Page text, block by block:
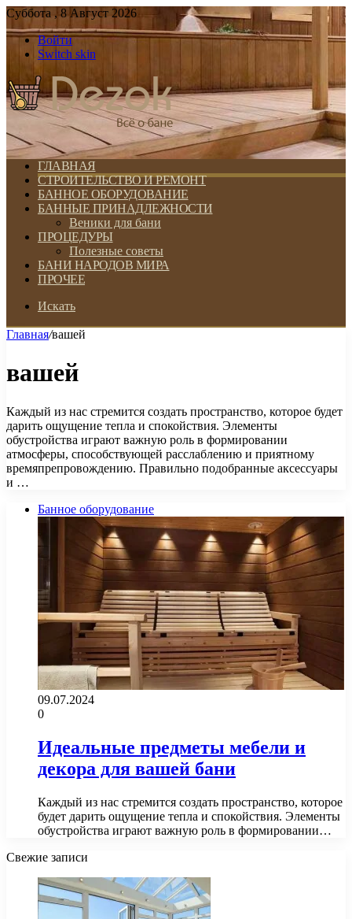
Суббота , 8 Август 2026
Войти
Switch skin
ГЛАВНАЯ
СТРОИТЕЛЬСТВО И РЕМОНТ
БАННОЕ ОБОРУДОВАНИЕ
БАННЫЕ ПРИНАДЛЕЖНОСТИ
Веники для бани
ПРОЦЕДУРЫ
Полезные советы
БАНИ НАРОДОВ МИРА
ПРОЧЕЕ
Искать
Главная/вашей
вашей
Каждый из нас стремится создать пространство, которое будет
дарить ощущение тепла и спокойствия. Элементы
обустройства играют важную роль в формировании
атмосферы, способствующей расслаблению и приятному
времяпрепровождению. Правильно подобранные аксессуары
и …
Банное оборудование
09.07.2024
0
Идеальные предметы мебели и
декора для вашей бани
Каждый из нас стремится создать пространство, которое
будет дарить ощущение тепла и спокойствия. Элементы
обустройства играют важную роль в формировании…
Свежие записи